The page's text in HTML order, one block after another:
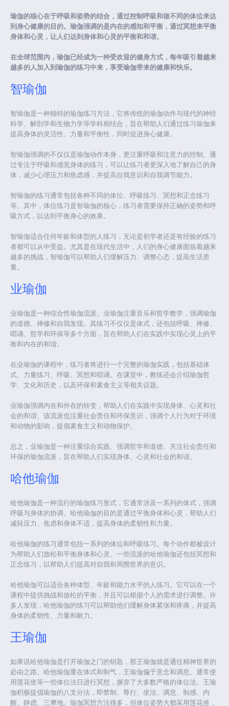
瑜伽的核心在于呼吸和姿势的结合，通过控制呼吸和做不同的体位来达
到身心健康的目的。瑜伽强调的是内在的感知和平衡，通过冥想来平衡
身体和心灵，让人们达到身体和心灵的平衡和和谐。
在全球范围内，瑜伽已经成为一种受欢迎的健身方式，每年吸引着越来
越多的人加入到瑜伽的练习中来，享受瑜伽带来的健康和快乐。
智瑜伽
智瑜伽是一种独特的瑜伽练习方法，它将传统的瑜伽动作与现代的神经
科学、解剖学和生物力学等学科相结合，旨在帮助人们通过练习瑜伽来
提高身体的灵活性、力量和平衡性，同时促进身心健康。
智瑜伽强调的不仅仅是瑜伽动作本身，更注重呼吸和注意力的控制。通
过专注于呼吸和感觉身体的练习，可以让练习者更深入地了解自己的身
体，减少心理压力和焦虑感，并提高自我意识和自我调节能力。
智瑜伽的练习通常包括各种不同的体位、呼吸练习、冥想和正念练习
等。其中，体位练习是智瑜伽的核心，练习者需要保持正确的姿势和呼
吸方式，以达到平衡身心的效果。
智瑜伽适合任何年龄和体型的人练习，无论是初学者还是有经验的练习
者都可以从中受益。尤其是在现代生活中，人们的身心健康面临着越来
越多的挑战，智瑜伽可以帮助人们缓解压力、调整心态，提高生活质
量。
业瑜伽
业瑜伽是一种综合性瑜伽流派。业瑜伽注重音乐和哲学教学，强调瑜伽
的道德、禅修和自我发现。其练习不仅仅是体式，还包括呼吸、禅修、
唱诵、哲学和环保等多个方面，旨在帮助人们在实践中实现心灵上的平
衡和内在的和谐。
在业瑜伽的课程中，练习者将进行一个完整的瑜伽实践，包括基础体
式、力量练习、呼吸、冥想和唱诵。在课堂中，教练还会介绍瑜伽哲
学、文化和历史，以及环保和素食主义等相关议题。
业瑜伽强调内在和外在的转变，帮助人们在实践中实现身体、心灵和社
会的和谐。该流派也注重社会责任和环保意识，强调个人行为对于环境
和动物的影响，提倡素食主义和动物保护。
总之，业瑜伽是一种注重综合实践、强调哲学和道德、关注社会责任和
环保的瑜伽流派，旨在帮助人们实现身体、心灵和社会的和谐。
哈他瑜伽
哈他瑜伽是一种流行的瑜伽练习形式，它通常涉及一系列的体式，强调
呼吸与身体的协调。哈他瑜伽的目的是通过平衡身体和心灵，帮助人们
减轻压力、焦虑和身体不适，提高身体的柔韧性和力量。
哈他瑜伽的练习通常包括一系列的体位和呼吸练习。每个动作都被设计
为帮助人们放松和平衡身体和心灵。一些流派的哈他瑜伽还包括冥想和
正念练习，以帮助人们提高对自我和周围世界的意识。
哈他瑜伽可以适合各种体型、年龄和能力水平的人练习。它可以在一个
课程中提供挑战和放松的平衡，并且可以根据个人的需求进行调整。许
多人发现，哈他瑜伽的练习可以帮助他们缓解身体紧张和疼痛，并提高
身体的柔韧性、力量和耐力。
王瑜伽
如果说哈他瑜伽是打开瑜伽之门的钥匙，那王瑜伽就是通往精神世界的
必由之路。哈他瑜伽重在体式和制气，王瑜伽偏于意念和调息。通常使
用莲花坐等一些体位法日进行冥想，摒弃了大多数严格的体位法。王瑜
伽积极提倡瑜伽的八支分法，即禁制、尊行、坐法、调息、制感、内
醒、静虑、三摩地。瑜伽冥想方法很多，但体位姿势大都采用莲花坐，